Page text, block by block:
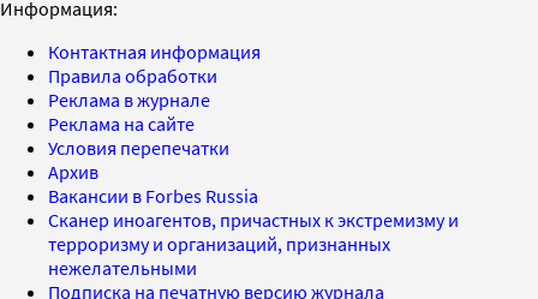
Информация:
Контактная информация
Правила обработки
Реклама в журнале
Реклама на сайте
Условия перепечатки
Архив
Вакансии в Forbes Russia
Сканер иноагентов, причастных к экстремизму и
терроризму и организаций, признанных
нежелательными
Подписка на печатную версию журнала